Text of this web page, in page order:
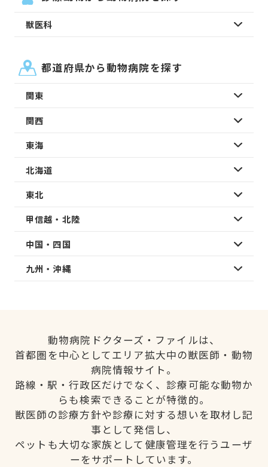
獣医科
都道府県から動物病院を探す
関東
関西
東海
北海道
東北
甲信越・北陸
中国・四国
九州・沖縄
動物病院ドクターズ・ファイルは、
首都圏を中心としてエリア拡大中の獣医師・動物
病院情報サイト。
路線・駅・行政区だけでなく、診療可能な動物か
らも検索できることが特徴的。
獣医師の診療方針や診療に対する想いを取材し記
事として発信し、
ペットも大切な家族として健康管理を行うユーザ
ーをサポートしています。